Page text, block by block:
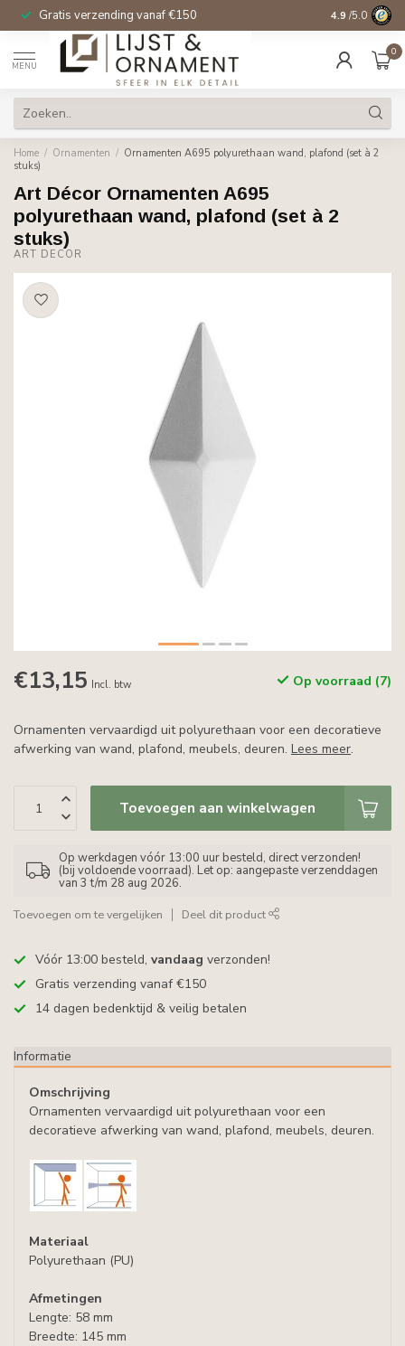
Gratis verzending vanaf €150 14 dagen
4.9 /5.0
MENU
0
Home / Ornamenten / Ornamenten A695 polyurethaan wand, plafond (set à 2
stuks)
Art Décor Ornamenten A695
polyurethaan wand, plafond (set à 2
stuks)
ART DÉCOR
€13,15 Incl. btw Op voorraad (7)
Ornamenten vervaardigd uit polyurethaan voor een decoratieve
afwerking van wand, plafond, meubels, deuren. Lees meer.
Toevoegen aan winkelwagen
Op werkdagen vóór 13:00 uur besteld, direct verzonden!
(bij voldoende voorraad). Let op: aangepaste verzenddagen
van 3 t/m 28 aug 2026.
Toevoegen om te vergelijken Deel dit product
Vóór 13:00 besteld, vandaag verzonden!
Gratis verzending vanaf €150
14 dagen bedenktijd & veilig betalen
Informatie
Omschrijving
Ornamenten vervaardigd uit polyurethaan voor een
decoratieve afwerking van wand, plafond, meubels, deuren.
Materiaal
Polyurethaan (PU)
Afmetingen
Lengte: 58 mm
Breedte: 145 mm